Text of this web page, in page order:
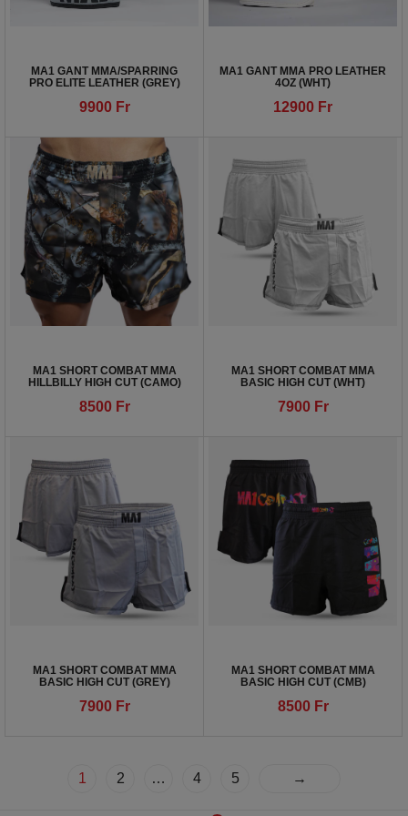
MA1 GANT MMA/SPARRING
PRO ELITE LEATHER (GREY)
9900 Fr
MA1 GANT MMA PRO LEATHER
4OZ (WHT)
12900 Fr
MA1 SHORT COMBAT MMA
HILLBILLY HIGH CUT (CAMO)
8500 Fr
MA1 SHORT COMBAT MMA
BASIC HIGH CUT (WHT)
7900 Fr
MA1 SHORT COMBAT MMA
BASIC HIGH CUT (GREY)
7900 Fr
MA1 SHORT COMBAT MMA
BASIC HIGH CUT (CMB)
8500 Fr
1 2 … 4 5 →